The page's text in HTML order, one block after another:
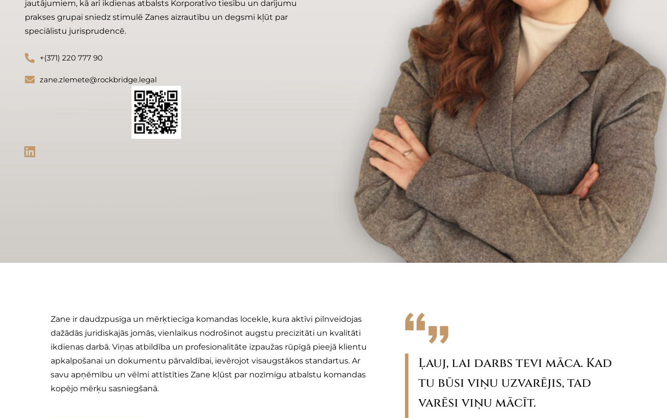
jautājumiem, kā arī ikdienas atbalsts Korporatīvo tiesību un darījumu
prakses grupai sniedz stimulē Zanes aizrautību un degsmi kļūt par
speciālistu jurisprudencē.
+(371) 220 777 90
zane.zlemete@rockbridge.legal
L
i
Zane ir daudzpusīga un mērķtiecīga komandas locekle, kura aktīvi pilnveidojas
dažādās juridiskajās jomās, vienlaikus nodrošinot augstu precizitāti un kvalitāti
ikdienas darbā. Viņas atbildība un profesionalitāte izpaužas rūpīgā pieejā klientu
apkalpošanai un dokumentu pārvaldībai, ievērojot visaugstākos standartus. Ar
savu apņēmību un vēlmi attīstīties Zane kļūst par nozīmīgu atbalstu komandas
kopējo mērķu sasniegšanā.
Ļauj, lai darbs tevi māca. Kad
tu būsi viņu uzvarējis, tad
varēsi viņu mācīt.